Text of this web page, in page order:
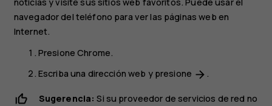
navegador del teléfono para ver las páginas web en
Internet.
PresioneChrome.
Escriba una dirección web y presione arrow_forward .
Sugerencia: Si su proveedor de servicios de red no